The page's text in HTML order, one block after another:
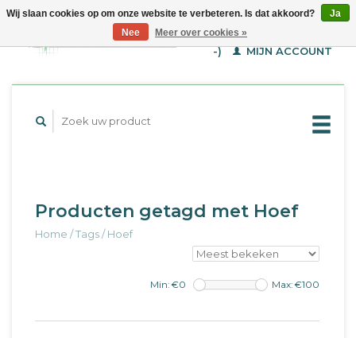
WINKELWAGEN (€--,-
-)
MIJN ACCOUNT
Producten getagd met Hoef
Home /Tags/Hoef
Min: €0 Max: €100
Wij slaan cookies op om onze website te verbeteren. Is dat akkoord?
Ja
Nee
Meer over cookies »